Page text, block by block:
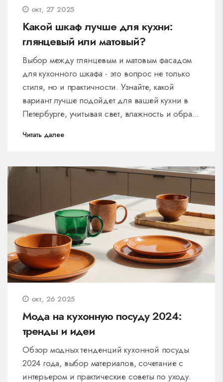
окт, 27 2025
Какой шкаф лучше для кухни:
глянцевый или матовый?
Выбор между глянцевым и матовым фасадом
для кухонного шкафа - это вопрос не только
стиля, но и практичности. Узнайте, какой
вариант лучше подойдет для вашей кухни в
Петербурге, учитывая свет, влажность и образ
Читать далее
окт, 26 2025
Мода на кухонную посуду 2024:
тренды и идеи
Обзор модных тенденций кухонной посуды
2024 года, выбор материалов, сочетание с
интерьером и практические советы по уходу.